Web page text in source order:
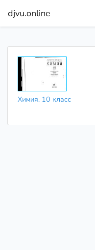
djvu.online
Химия. 10 класс